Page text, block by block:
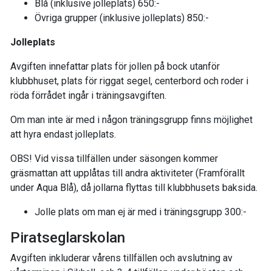
Blå (inklusive jolleplats) 650:-
Övriga grupper (inklusive jolleplats) 850:-
Jolleplats
Avgiften innefattar plats för jollen på bock utanför
klubbhuset, plats för riggat segel, centerbord och roder i
röda förrådet ingår i träningsavgiften.
Om man inte är med i någon träningsgrupp finns möjlighet
att hyra endast jolleplats.
OBS! Vid vissa tillfällen under säsongen kommer
gräsmattan att upplåtas till andra aktiviteter (Framförallt
under Aqua Blå), då jollarna flyttas till klubbhusets baksida.
Jolle plats om man ej är med i träningsgrupp 300:-
Piratseglarskolan
Avgiften inkluderar vårens tillfällen och avslutning av